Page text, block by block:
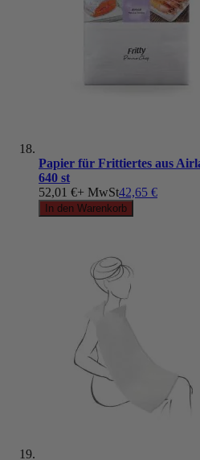
Papier für Frittiertes aus
640 st
52,01 €+ MwSt42,65 €
In den Warenkorb